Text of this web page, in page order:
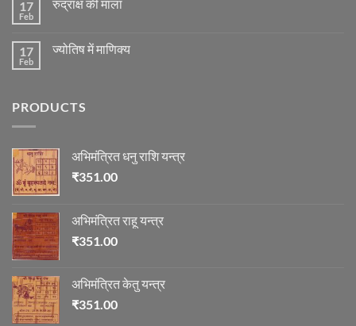
अनुसार
विचार
रोग
ज्योतिष
17
Feb
रुद्राक्ष की माला
रुद्राक्ष
17
Feb
ज्योतिष में माणिक्य
में
PRODUCTS
अभिमंत्रित धनु राशि यन्त्र
₹351.00
अभिमंत्रित राहू यन्त्र
₹351.00
अभिमंत्रित केतु यन्त्र
₹351.00